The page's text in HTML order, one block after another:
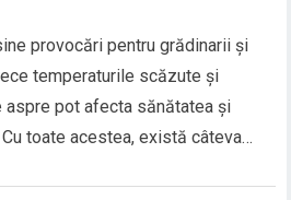
provocări pentru grădinarii și
temperaturile scăzute și
pot afecta sănătatea și
toate acestea, există câteva…